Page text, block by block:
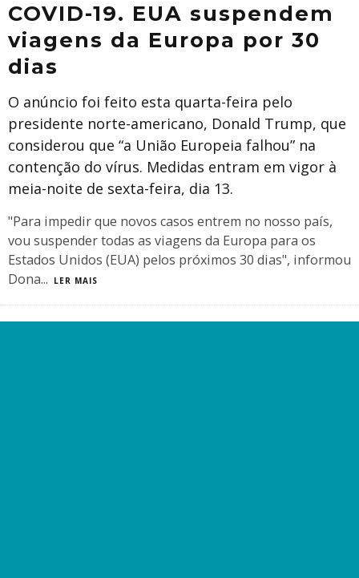
COVID-19. EUA suspendem
viagens da Europa por 30
dias
O anúncio foi feito esta quarta-feira pelo
presidente norte-americano, Donald Trump, que
considerou que “a União Europeia falhou” na
contenção do vírus. Medidas entram em vigor à
meia-noite de sexta-feira, dia 13.
"Para impedir que novos casos entrem no nosso país,
vou suspender todas as viagens da Europa para os
Estados Unidos (EUA) pelos próximos 30 dias", informou
Dona... LER MAIS